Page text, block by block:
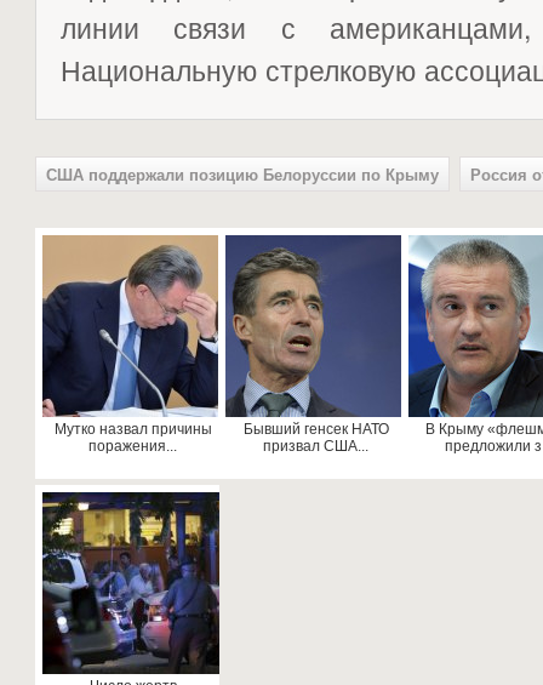
линии связи с
Национальную стрелковую
США поддержали позицию Белоруссии по Крыму Россия
Мутко назвал причины
поражения...
Бывший генсек НАТО
призвал США...
В Крыму
предложили